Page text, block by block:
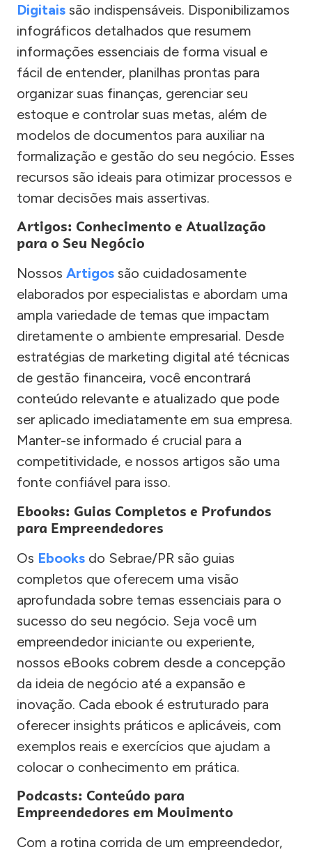
Digitais são indispensáveis. Disponibilizamos
infográficos detalhados que resumem
informações essenciais de forma visual e
fácil de entender, planilhas prontas para
organizar suas finanças, gerenciar seu
estoque e controlar suas metas, além de
modelos de documentos para auxiliar na
formalização e gestão do seu negócio. Esses
recursos são ideais para otimizar processos e
tomar decisões mais assertivas.
Artigos: Conhecimento e Atualização
para o Seu Negócio
Nossos Artigos são cuidadosamente
elaborados por especialistas e abordam uma
ampla variedade de temas que impactam
diretamente o ambiente empresarial. Desde
estratégias de marketing digital até técnicas
de gestão financeira, você encontrará
conteúdo relevante e atualizado que pode
ser aplicado imediatamente em sua empresa.
Manter-se informado é crucial para a
competitividade, e nossos artigos são uma
fonte confiável para isso.
Ebooks: Guias Completos e Profundos
para Empreendedores
Os Ebooks do Sebrae/PR são guias
completos que oferecem uma visão
aprofundada sobre temas essenciais para o
sucesso do seu negócio. Seja você um
empreendedor iniciante ou experiente,
nossos eBooks cobrem desde a concepção
da ideia de negócio até a expansão e
inovação. Cada ebook é estruturado para
oferecer insights práticos e aplicáveis, com
exemplos reais e exercícios que ajudam a
colocar o conhecimento em prática.
Podcasts: Conteúdo para
Empreendedores em Movimento
Com a rotina corrida de um empreendedor,